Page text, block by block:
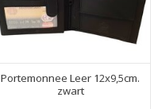
Portemonnee Leer 12x9,5cm.
zwart